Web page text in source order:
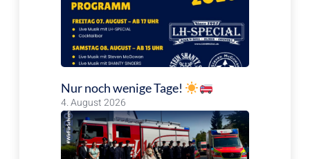
Nur noch wenige Tage!
4. August 2026